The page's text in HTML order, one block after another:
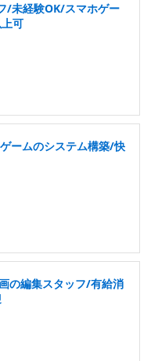
/未経験OK/スマホゲー
可
ームのシステム構築/快
の編集スタッフ/有給消